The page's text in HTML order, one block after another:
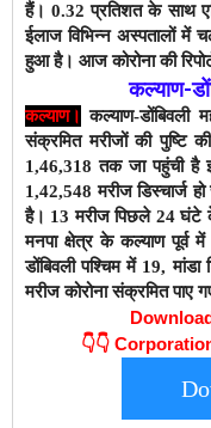
हैं। 0.32 प्रतिशत के साथ
ईलाज विभिन्न अस्पतालों
हुआ है। आज कोरोना की
कल्याण-
कल्याण। कल्याण-डोंबिवली
संक्रमित मरीजों की पुष्टि
1,46,318 तक जा पहुंची है
1,42,548 मरीज डिस्चार्ज
है। 13 मरीज पिछले 24 घंटे के
मनपा क्षेत्र के कल्याण पूर्व
डोंबिवली पश्चिम में 19,
मरीज कोरोना संक्रमित पाए
👇👇